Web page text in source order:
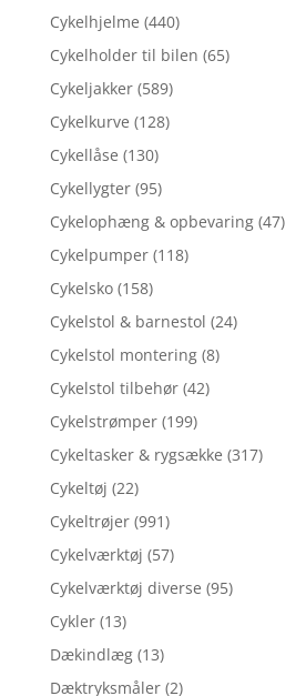
Cykelhjelme (440)
Cykelholder til bilen (65)
Cykeljakker (589)
Cykelkurve (128)
Cykellåse (130)
Cykellygter (95)
Cykelophæng & opbevaring (47)
Cykelpumper (118)
Cykelsko (158)
Cykelstol & barnestol (24)
Cykelstol montering (8)
Cykelstol tilbehør (42)
Cykelstrømper (199)
Cykeltasker & rygsække (317)
Cykeltøj (22)
Cykeltrøjer (991)
Cykelværktøj (57)
Cykelværktøj diverse (95)
Cykler (13)
Dækindlæg (13)
Dæktryksmåler (2)